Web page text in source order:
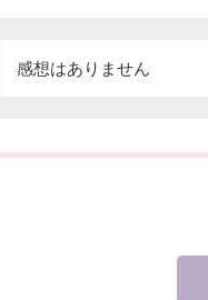
感想はありません